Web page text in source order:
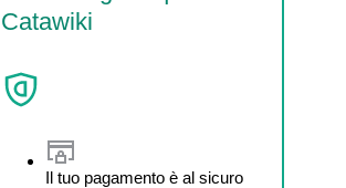
Catawiki
Il tuo pagamento è al sicuro